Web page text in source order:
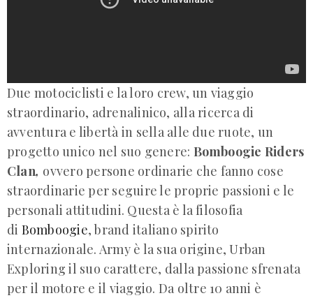
Due motociclisti e la loro crew, un viaggio
straordinario, adrenalinico, alla ricerca di
avventura e libertà in sella alle due ruote, un
progetto unico nel suo genere: Bomboogie Riders
Clan, ovvero persone ordinarie che fanno cose
straordinarie per seguire le proprie passioni e le
personali attitudini. Questa è la filosofia
di Bomboogie, brand italiano spirito
internazionale. Army è la sua origine, Urban
Exploring il suo carattere, dalla passione sfrenata
per il motore e il viaggio. Da oltre 10 anni è